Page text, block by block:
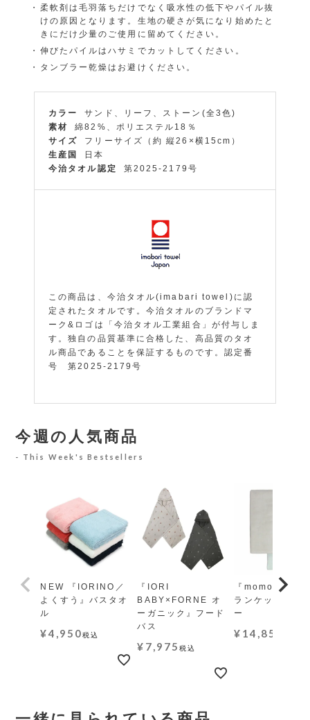
柔軟剤は毛羽落ちだけでなく吸水性の低下やパイル抜
けの原因となります。生地の硬さが気になり始めたと
きにだけ少量のご使用に留めてください。
伸びたパイルはハサミでカットしてください。
タンブラー乾燥はお避けください。
カラー
サンド、リーフ、ストーン(全3色)
素材
綿82%、ポリエステル18％
サイズ
フリーサイズ（約 縦26×横15cm）
生産国
日本
今治タオル認定
第2025-2179号
この商品は、今治タオル(imabari towel)に認
定されたタオルです。今治タオルのブランドマ
ーク&ロゴは「今治タオル工業組合」が付与しま
す。独自の品質基準に合格した、高品質のタオ
ル商品であることを保証するものです。認定番
号 第2025-2179号
今週の人気商品
This Week's Bestsellers
NEW 『IORINO／
よくすう』バスタオ
ル
¥4,950税込
『IORI
BABY×FORNE オ
ーガニック』フード
バス
¥ 7,975税込
『momo-モモ』
ランケット レギ
ー
¥ 14,850